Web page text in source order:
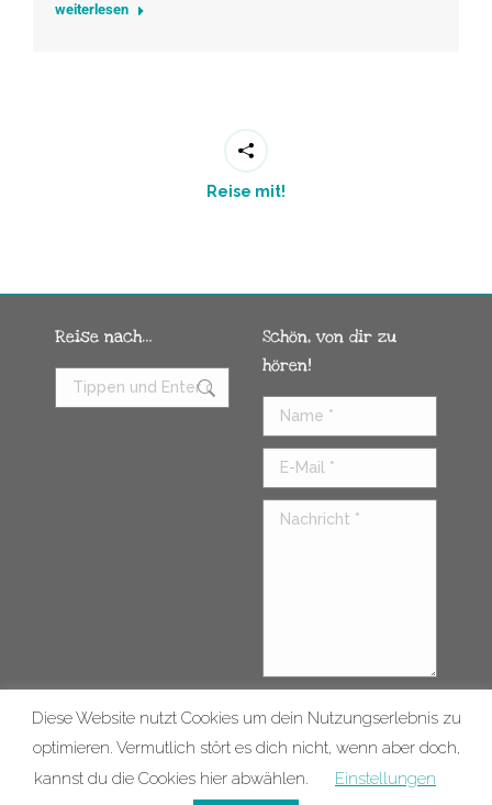
weiterlesen
Reise mit!
Reise nach…
Schön, von dir zu
hören!
Name *
E-Mail *
Nachricht *
Senden
Kontakt Impressum © 2026 |
Diese Website nutzt Cookies um dein Nutzungserlebnis zu
optimieren. Vermutlich stört es dich nicht, wenn aber doch,
kannst du die Cookies hier abwählen.
Einstellungen